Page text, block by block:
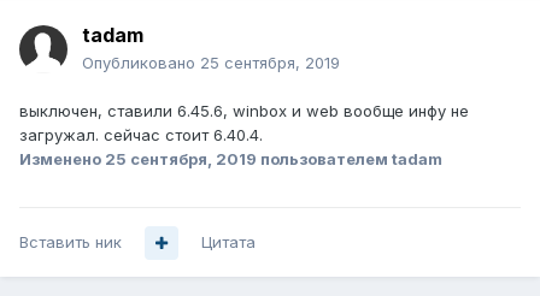
tadam
Опубликовано 25 сентября, 2019
выключен, ставили 6.45.6, winbox и web вообще инфу не
загружал. сейчас стоит 6.40.4.
Изменено 25 сентября, 2019 пользователем tadam
Вставить ник Цитата